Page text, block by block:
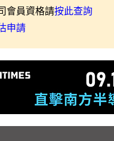
會員資格請按此查詢
申請